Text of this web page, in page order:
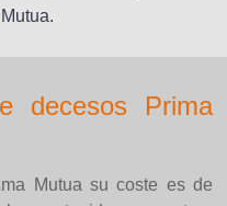
decesos Prima
Mutua su coste es de